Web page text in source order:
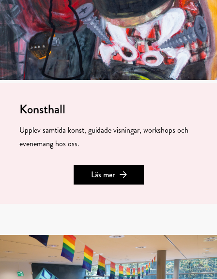
Konsthall
Upplev samtida konst, guidade visningar, workshops och
evenemang hos oss.
Läs mer